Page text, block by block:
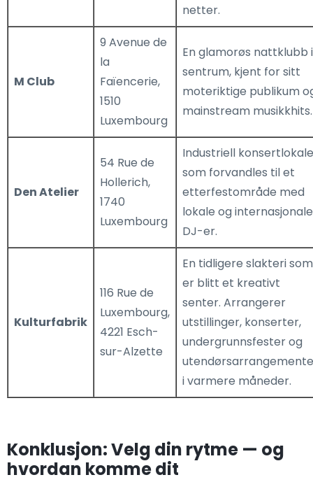
netter.
M Club
9 Avenue de
la
Faïencerie,
1510
Luxembourg
En glamorøs nattklubb i
sentrum, kjent for sitt
moteriktige publikum
mainstream musikkhits.
Den Atelier
54 Rue de
Hollerich,
1740
Luxembourg
Industriell konsertlokale
som forvandles til et
etterfestområde med
lokale og internasjonale
DJ-er.
Kulturfabrik
116 Rue de
Luxembourg,
4221 Esch-
sur-Alzette
En tidligere slakteri som
er blitt et kreativt
senter. Arrangerer
utstillinger, konserter,
undergrunnsfester og
i varmere måneder.
Konklusjon: Velg din rytme — og
hvordan komme dit